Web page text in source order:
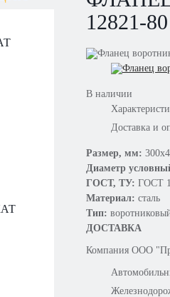
12821-80
В наличии
Доставка и
Размер, мм:
Диаметр
ГОСТ, ТУ: ГОСТ
Материал: сталь
Тип:
ДОСТАВКА
Компания OOO